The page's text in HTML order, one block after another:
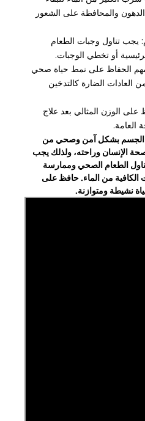
والمحافظة على الشعور
تناول وجبات الطعام
أو تخطي الوجبات.
الحفاظ على نمط حياة صحي
الضارة كالتدخين
الوزن المثالي بعد علاج
بشكل آمن وصحي من
وراحته، ولذلك يجب
الطعام الصحي وممارسة
من الماء. حافظ على
ومتوازنة.